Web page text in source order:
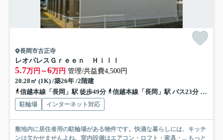
長岡市古正寺
レオパレスＧｒｅｅｎ Ｈｉｌｌ
5.7万円～6万円 管理/共益費4,500円
20.28㎡ (1K) /築26年 /2階建
信越本線「長岡」駅 徒歩49分
信越本線「長岡」駅 バス23分 「上蓮潟」 停歩3分
駐輪場 インターネット対応
敷地内に居住者用の駐輪場がある物件です。快適な暮らしには、キッチ
ンは欠かせませんよね。室内設備はエアコン・ロフト・家具・... もっと